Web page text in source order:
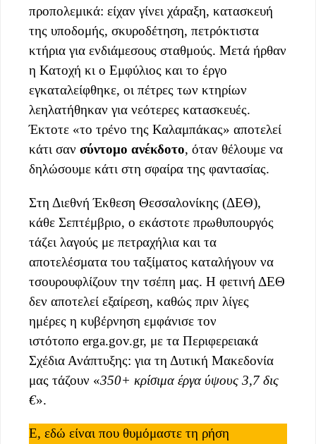
προπολεμικά: είχαν γίνει χάραξη, κατασκευή
της υποδομής, σκυροδέτηση, πετρόκτιστα
κτήρια για ενδιάμεσους σταθμούς. Μετά ήρθαν
η Κατοχή κι ο Εμφύλιος και το έργο
εγκαταλείφθηκε, οι πέτρες των κτηρίων
λεηλατήθηκαν για νεότερες κατασκευές.
Έκτοτε «το τρένο της Καλαμπάκας» αποτελεί
κάτι σαν σύντομο ανέκδοτο, όταν θέλουμε να
δηλώσουμε κάτι στη σφαίρα της φαντασίας.
Στη Διεθνή Έκθεση Θεσσαλονίκης (ΔΕΘ),
κάθε Σεπτέμβριο, ο εκάστοτε πρωθυπουργός
τάζει λαγούς με πετραχήλια και τα
αποτελέσματα του ταξίματος καταλήγουν να
τσουρουφλίζουν την τσέπη μας. Η φετινή ΔΕΘ
δεν αποτελεί εξαίρεση, καθώς πριν λίγες
ημέρες η κυβέρνηση εμφάνισε τον
ιστότοπο erga.gov.gr, με τα Περιφερειακά
Σχέδια Ανάπτυξης: για τη Δυτική Μακεδονία
μας τάζουν «350+ κρίσιμα έργα ύψους 3,7 δις
€».
Ε, εδώ είναι που θυμόμαστε τη ρήση